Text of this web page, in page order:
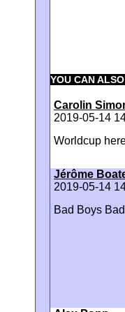
YOU CAN
Carolin
2019-05-14
Worldcup
Jérôme
2019-05-14
Bad Boys